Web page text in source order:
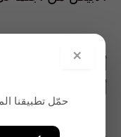
أول الغيث،
أن مقاومته بند
×
حمّل تطبيقنا